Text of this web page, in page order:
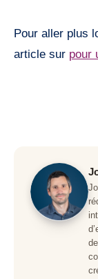
Pour aller plus
article sur pour
José est une expert en consommation et